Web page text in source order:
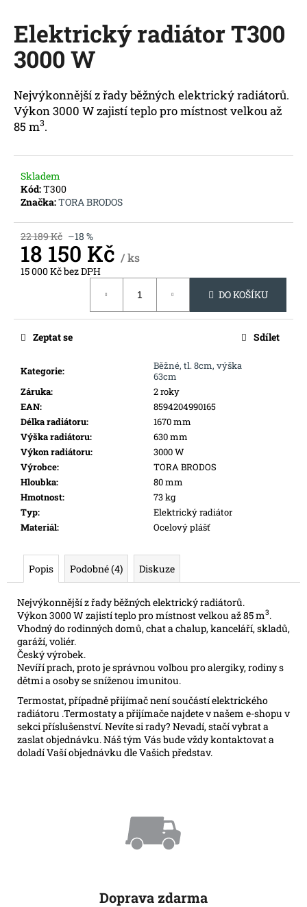
Elektrický radiátor T300
3000 W
Nejvýkonnější z řady běžných elektrický radiátorů.
Výkon 3000 W zajistí teplo pro místnost velkou až
85 m3.
Skladem
Kód:T300
Značka:TORA BRODOS
22 189 Kč –18 %
18 150 Kč / ks
15 000 Kč bez DPH
DO KOŠÍKU
Kategorie:
Běžné, tl. 8cm, výška
63cm
Záruka:
2 roky
EAN:
8594204990165
Délka radiátoru:
1670 mm
Výška radiátoru:
630 mm
Výkon radiátoru:
3000 W
Výrobce:
TORA BRODOS
Hloubka:
80 mm
Hmotnost:
73 kg
Typ:
Elektrický radiátor
Materiál: Ocelový plášť
Zeptat se Sdílet
A
Popis Podobné (4) Diskuze
Nejvýkonnější z řady běžných elektrický radiátorů.
Výkon 3000 W zajistí teplo pro místnost velkou až 85 m3.
Vhodný do rodinných domů, chat a chalup, kanceláří, skladů,
garáží, voliér.
Český výrobek.
Nevíří prach, proto je správnou volbou pro alergiky, rodiny s
dětmi a osoby se sníženou imunitou.
Termostat, případně přijímačnení součástí elektrického
radiátoru .Termostaty a přijímačenajdete v našem e-shopu v
sekci příslušenství. Nevíte si rady? Nevadí, stačí vybrat a
zaslat objednávku. Náš tým Vás bude vždy kontaktovat a
doladí Vaší objednávku dle Vašich představ.
Doprava zdarma
j
í
t
?
HLEDAT
D
o
p
o
u
m
e
ELEKTRICKÝ
RADIÁTOR
T200
2000
W
14
883
Kč